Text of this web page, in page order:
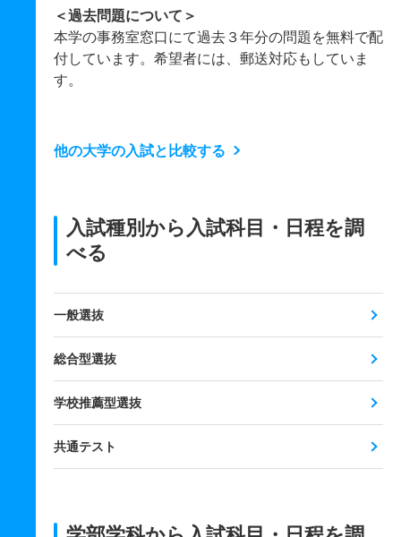
＜過去問題について＞
本学の事務室窓口にて過去３年分の問題を無料で配
付しています。希望者には、郵送対応もしていま
す。
他の大学の入試と比較する
入試種別から入試科目・日程を調
べる
一般選抜
総合型選抜
学校推薦型選抜
共通テスト